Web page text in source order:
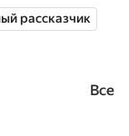
рассказчик
Все